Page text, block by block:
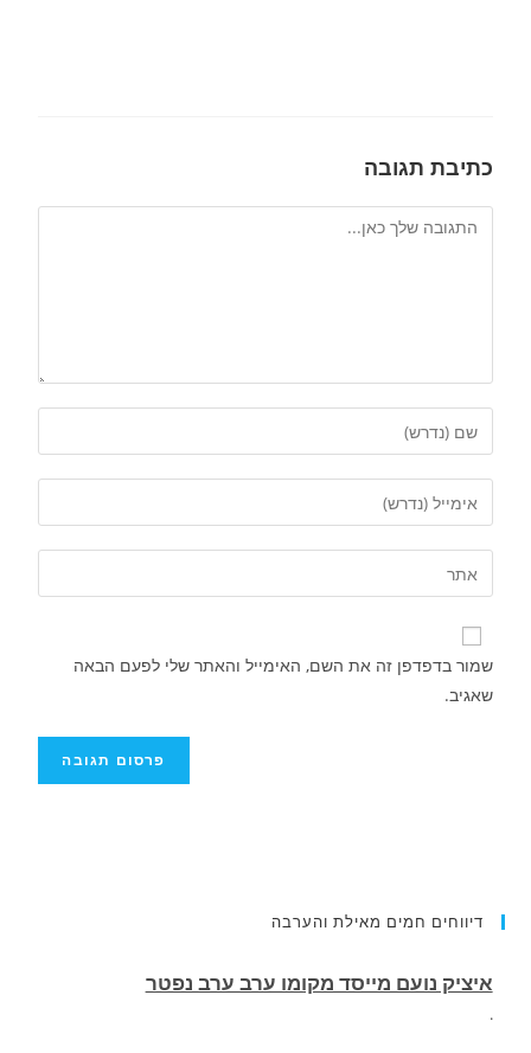
כתיבת תגובה
שמור בדפדפן זה את השם, האימייל והאתר שלי לפעם הבאה
שאגיב.
דיווחים חמים מאילת והערבה
רוכב אופנוע תושב אילת נהרג בתאונה בכביש
העוקף